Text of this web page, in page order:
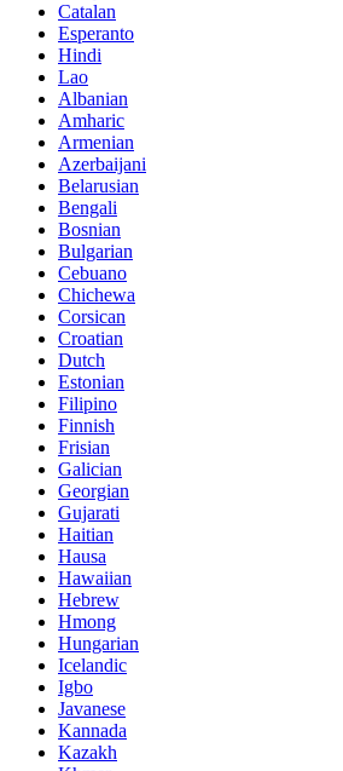
Catalan
Esperanto
Hindi
Lao
Albanian
Amharic
Armenian
Azerbaijani
Belarusian
Bengali
Bosnian
Bulgarian
Cebuano
Chichewa
Corsican
Croatian
Dutch
Estonian
Filipino
Finnish
Frisian
Galician
Georgian
Gujarati
Haitian
Hausa
Hawaiian
Hebrew
Hmong
Hungarian
Icelandic
Igbo
Javanese
Kannada
Kazakh